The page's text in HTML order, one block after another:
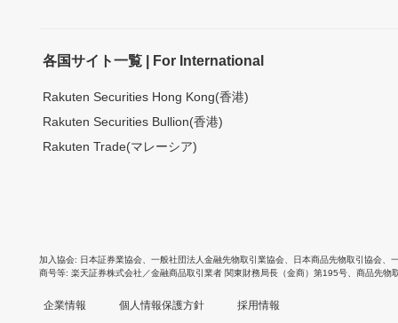
各国サイト一覧 | For International
Rakuten Securities Hong Kong(香港)
Rakuten Securities Bullion(香港)
Rakuten Trade(マレーシア)
加入協会 日本証券業協会 一般社団法人金融先物取引業協会 日本商品先物取引協会
商号等 楽天証券株式会社／金融商品取引業者 関東財務局長（金商）第195号、商品先物
企業情報 個人情報保護方針 採用情報